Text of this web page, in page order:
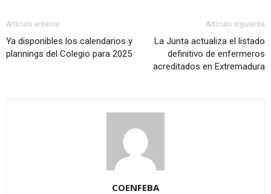
Artículo anterior
Ya disponibles los calendarios y
plannings del Colegio para 2025
Artículo siguiente
La Junta actualiza el listado
definitivo de enfermeros
acreditados en Extremadura
COENFEBA